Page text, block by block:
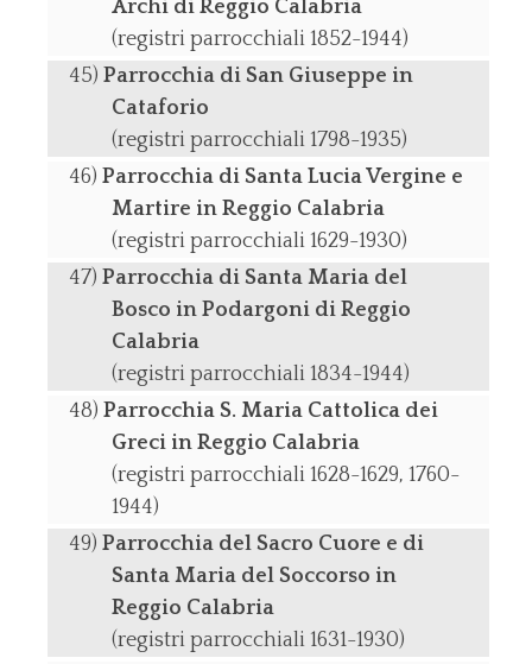
Archi di Reggio Calabria
(registri parrocchiali 1852-1944)
Parrocchia di San Giuseppe in
Cataforio
(registri parrocchiali 1798-1935)
Parrocchia di Santa Lucia Vergine e
Martire in Reggio Calabria
(registri parrocchiali 1629-1930)
Parrocchia di Santa Maria del
Bosco in Podargoni di Reggio
Calabria
(registri parrocchiali 1834-1944)
Parrocchia S. Maria Cattolica dei
Greci in Reggio Calabria
(registri parrocchiali 1628-1629, 1760-
1944)
Parrocchia del Sacro Cuore e di
Santa Maria del Soccorso in
Reggio Calabria
(registri parrocchiali 1631-1930)